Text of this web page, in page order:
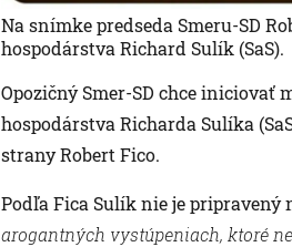
Na snímke predseda Smeru-SD
hospodárstva Richard Sulík (SaS).
Opozičný Smer-SD chce
hospodárstva Richarda Sulíka
strany Robert Fico.
Podľa Fica Sulík nie je
arogantných vystúpeniach, ktoré